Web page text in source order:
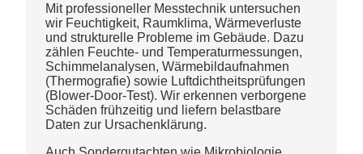
Mit professioneller Messtechnik untersuchen
wir Feuchtigkeit, Raumklima, Wärmeverluste
und strukturelle Probleme im Gebäude. Dazu
zählen Feuchte- und Temperaturmessungen,
Schimmelanalysen, Wärmebildaufnahmen
(Thermografie) sowie Luftdichtheitsprüfungen
(Blower-Door-Test). Wir erkennen verborgene
Schäden frühzeitig und liefern belastbare
Daten zur Ursachenklärung.